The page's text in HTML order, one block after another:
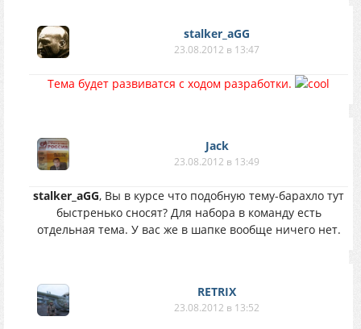
stalker_aGG
23.08.2012 в 13:47
Тема будет развиватся с ходом разработки.
Jack
23.08.2012 в 13:49
stalker_aGG, Вы в курсе что подобную тему-барахло тут
быстренько сносят? Для набора в команду есть
отдельная тема. У вас же в шапке вообще ничего нет.
RETRIX
23.08.2012 в 13:52